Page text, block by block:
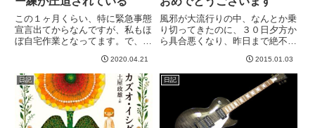
この１ヶ月くらい、特に緊急事態
宣言出てからなんですが、私もほ
ぼ自宅作業となってます。で、子
名映画を見る会というのをやって
いて、主にジャッキーチェンを観
せてましたwwジャッキー以外も
もちろんあって、バック・トゥ
ー...
2020.04.21
風邪が大流行りの中、なんとか乗
り切ってきたのに、３０日夕方か
ら具合悪くなり、昨日まで絶不調
らかったのって何年ぶりでしょ
う、、、ってくらいでしたwあま
りに良くならなかったので病院に
行きました。てっきりインフル
2015.01.03
日記 日記